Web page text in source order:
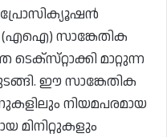
(എഐ) സാങ്കേതിക
മാറ്റുന്ന
ഈ സാങ്കേതിക
നിയമപരമായ
മിനിറ്റുകളും